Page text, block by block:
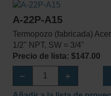
A-22P-A15
Termopozo (fabricada)
1/2" NPT, SW = 3/4"
Precio de lista: $147.00